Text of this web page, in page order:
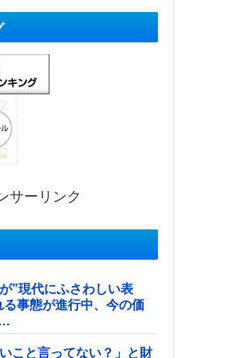
サーリンク
”現代にふさわしい表
事態が進行中、今の価
こと言ってない？」と財